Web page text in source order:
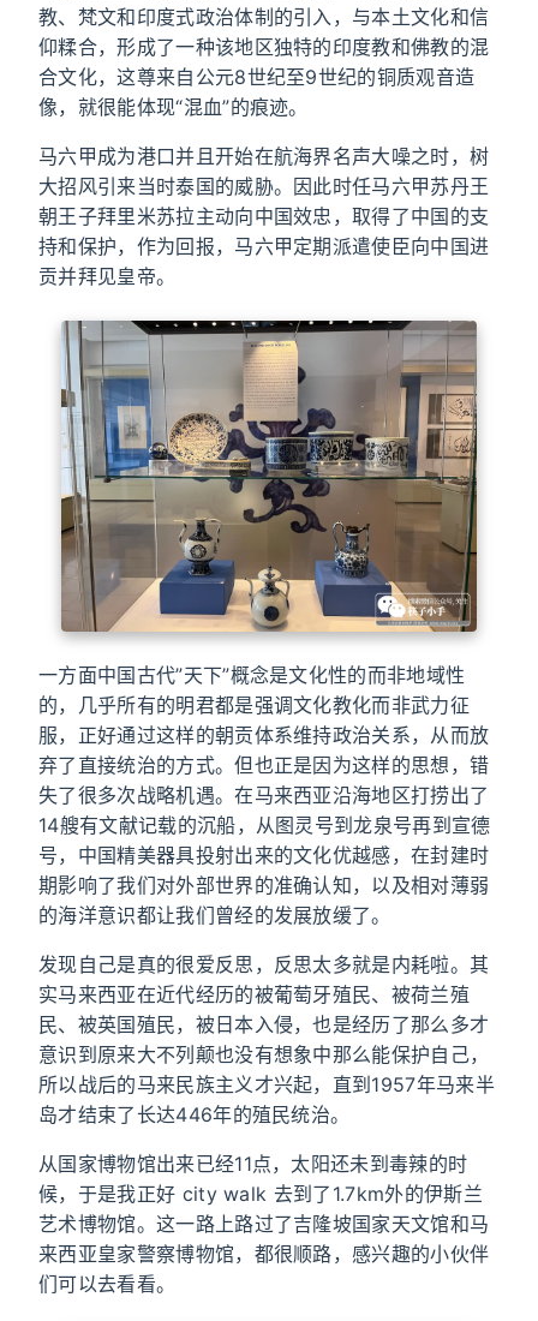
教、梵文和印度式政治体制的引入，与本土文化和信
仰糅合，形成了一种该地区独特的印度教和佛教的混
合文化，这尊来自公元8世纪至9世纪的铜质观音造
像，就很能体现“混血”的痕迹。
马六甲成为港口并且开始在航海界名声大噪之时，树
大招风引来当时泰国的威胁。因此时任马六甲苏丹王
朝王子拜里米苏拉主动向中国效忠，取得了中国的支
持和保护，作为回报，马六甲定期派遣使臣向中国进
贡并拜见皇帝。
一方面中国古代”天下”概念是文化性的而非地域性
的，几乎所有的明君都是强调文化教化而非武力征
服，正好通过这样的朝贡体系维持政治关系，从而放
弃了直接统治的方式。但也正是因为这样的思想，错
失了很多次战略机遇。在马来西亚沿海地区打捞出了
14艘有文献记载的沉船，从图灵号到龙泉号再到宣德
号，中国精美器具投射出来的文化优越感，在封建时
期影响了我们对外部世界的准确认知，以及相对薄弱
的海洋意识都让我们曾经的发展放缓了。
发现自己是真的很爱反思，反思太多就是内耗啦。其
实马来西亚在近代经历的被葡萄牙殖民、被荷兰殖
民、被英国殖民，被日本入侵，也是经历了那么多才
意识到原来大不列颠也没有想象中那么能保护自己，
所以战后的马来民族主义才兴起，直到1957年马来半
岛才结束了长达446年的殖民统治。
从国家博物馆出来已经11点，太阳还未到毒辣的时
候，于是我正好 city walk 去到了1.7km外的伊斯兰
艺术博物馆。这一路上路过了吉隆坡国家天文馆和马
来西亚皇家警察博物馆，都很顺路，感兴趣的小伙伴
们可以去看看。